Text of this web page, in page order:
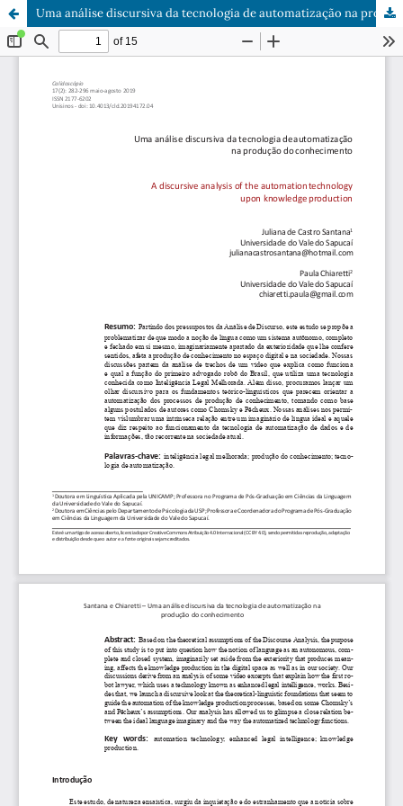
Uma análise discursiva da tecnologia de automatização na produção do conhecimento